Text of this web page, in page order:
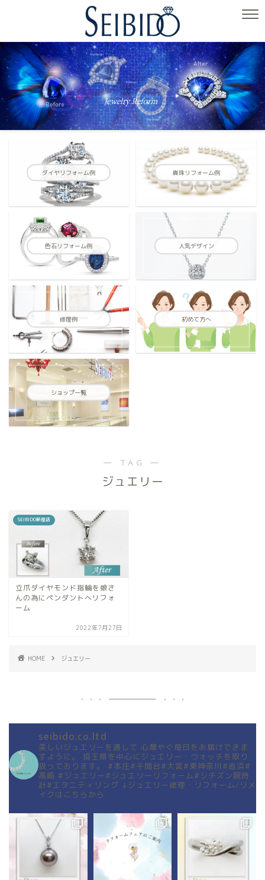
ダイヤリフォーム例 真珠リフォーム例
色石リフォーム例 人気デザイン
修理例 初めて方へ
ショップ一覧
― TAG ―
ジュエリー
SEIBIDO新座店
立爪ダイヤモンド指輪を娘さ
んの為にペンダントへリフォ
ーム
2022年7月27日
HOME ジュエリー
seibido.co.ltd
美しいジュエリーを通して 心華やぐ毎日をお届けできま
すように。
埼玉県を中心にジュエリー・ウォッチを取り
扱っております。
#本庄#千間台#大宮#東神奈川#追浜#
高崎 #ジュエリー#ジュエリーリフォーム#シチズン腕時
計#エタニティリング ↓ジュエリー修理・リフォーム/リメ
イクはこちらから